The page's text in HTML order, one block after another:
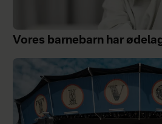
Vores barnebarn har